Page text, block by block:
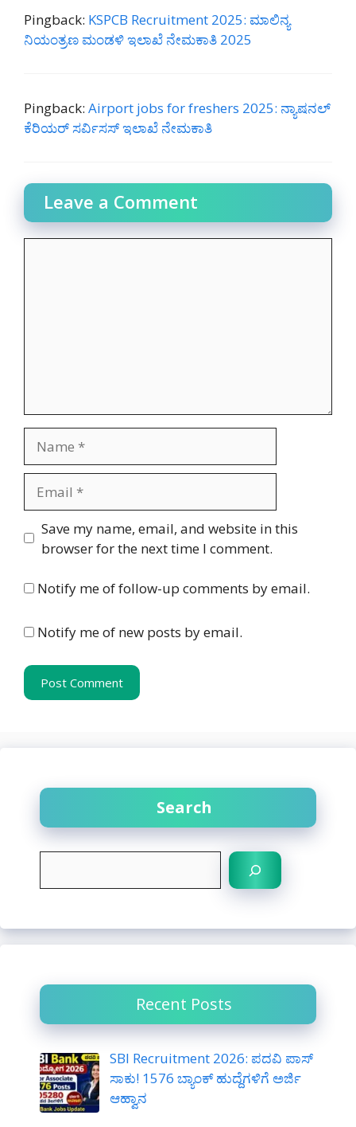
Pingback: KSPCB Recruitment 2025: ಮಾಲಿನ್ಯ
ನಿಯಂತ್ರಣ ಮಂಡಳಿ ಇಲಾಖೆ ನೇಮಕಾತಿ 2025
Pingback: Airport jobs for freshers 2025: ನ್ಯಾಷನಲ್
ಕೆರಿಯರ್ ಸರ್ವಿಸಸ್ ಇಲಾಖೆ ನೇಮಕಾತಿ
Leave a Comment
Website
Save my name, email, and website in this
browser for the next time I comment.
Notify me of follow-up comments by email.
Notify me of new posts by email.
Search
c
Recent Posts
SBI Recruitment 2026: ಪದವಿ ಪಾಸ್
ಸಾಕು! 1576 ಬ್ಯಾಂಕ್ ಹುದ್ದೆಗಳಿಗೆ ಅರ್ಜಿ
ಆಹ್ವಾನ